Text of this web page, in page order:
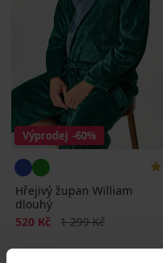
Výprodej -60%
Hřejivý župan William
dlouhý
Sleva
520 Kč Původní cena
1 299 Kč